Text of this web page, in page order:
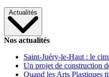
Actualités
Nos actualités
Saint-Juéry-le-Haut : le
Un projet de construction
Quand les Arts Plastiques